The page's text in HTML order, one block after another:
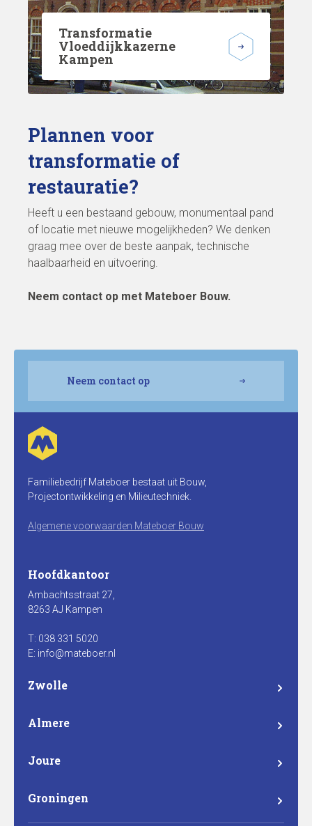
Transformatie
Vloeddijkkazerne
Kampen
Plannen voor
transformatie of
restauratie?
Heeft u een bestaand gebouw, monumentaal pand
of locatie met nieuwe mogelijkheden? We denken
graag mee over de beste aanpak, technische
haalbaarheid en uitvoering.
Neem contact op met Mateboer Bouw.
Neem contact op
Familiebedrijf Mateboer bestaat uit Bouw,
Projectontwikkeling en Milieutechniek.
Algemene voorwaarden Mateboer Bouw
Hoofdkantoor
Ambachtsstraat 27,
8263 AJ Kampen
T: 038 331 5020
E: info@mateboer.nl
Zwolle
8042 PD Zwolle
Almere
1317 NZ Almere
Joure
8501 XC Joure
Groningen